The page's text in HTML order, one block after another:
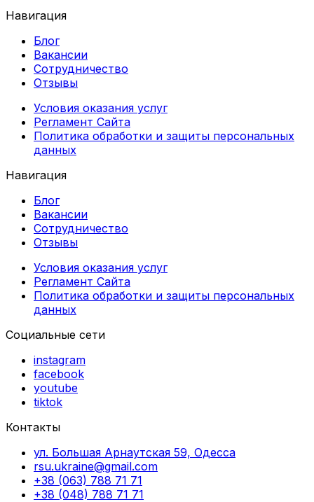
Навигация
Блог
Вакансии
Сотрудничество
Отзывы
Условия оказания услуг
Регламент Сайта
Политика обработки и защиты персональных
данных
Навигация
Блог
Вакансии
Сотрудничество
Отзывы
Условия оказания услуг
Регламент Сайта
Политика обработки и защиты персональных
данных
Социальные сети
instagram
facebook
youtube
tiktok
Контакты
ул. Большая Арнаутская 59, Одесса
rsu.ukraine@gmail.com
+38 (063) 788 71 71
+38 (048) 788 71 71